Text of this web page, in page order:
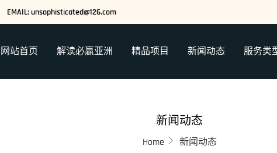
EMAIL: unsophisticated@126.com
网站首页 解读必赢亚洲 精品项目 新闻动态 服务类
新闻动态
Home 新闻动态